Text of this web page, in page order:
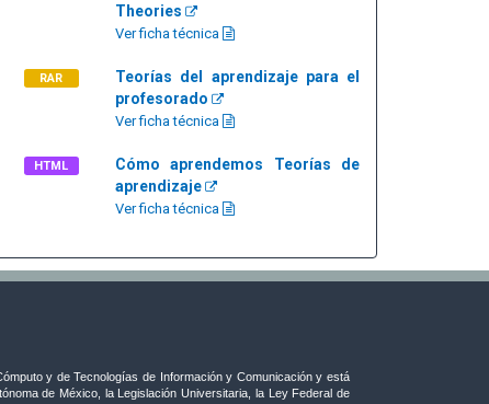
Theories
Ver ficha técnica
RAR
Teorías del aprendizaje para el
profesorado
Ver ficha técnica
HTML
Cómo aprendemos Teorías de
aprendizaje
Ver ficha técnica
y de Tecnologías de Información y Comunicación y está
de México, la Legislación Universitaria, la Ley Federal de